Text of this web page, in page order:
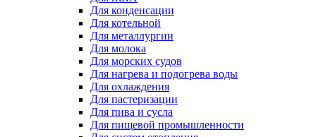
Для конденсации
Для котельной
Для металлургии
Для молока
Для морских судов
Для нагрева и подогрева воды
Для охлаждения
Для пастеризации
Для пива и сусла
Для пищевой промышленности